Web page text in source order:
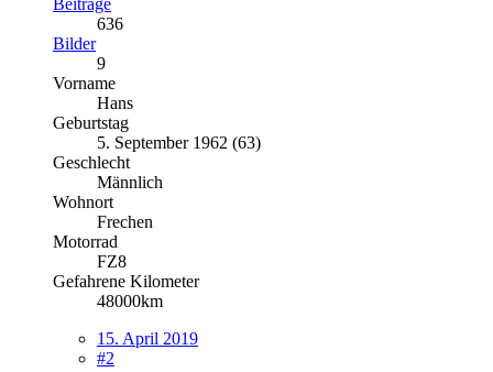
636
Bilder
9
Vorname
Hans
Geburtstag
5. September 1962 (63)
Geschlecht
Männlich
Wohnort
Frechen
Motorrad
FZ8
Gefahrene Kilometer
48000km
15. April 2019
#2